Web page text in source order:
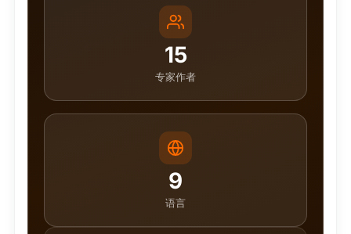
15
专家作者
9
语言